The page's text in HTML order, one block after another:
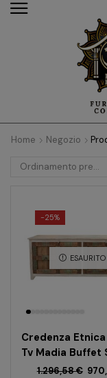
Home Negozio
-25%
ESAURITO
Credenza
Tv Madia Buffet
1.296,58€